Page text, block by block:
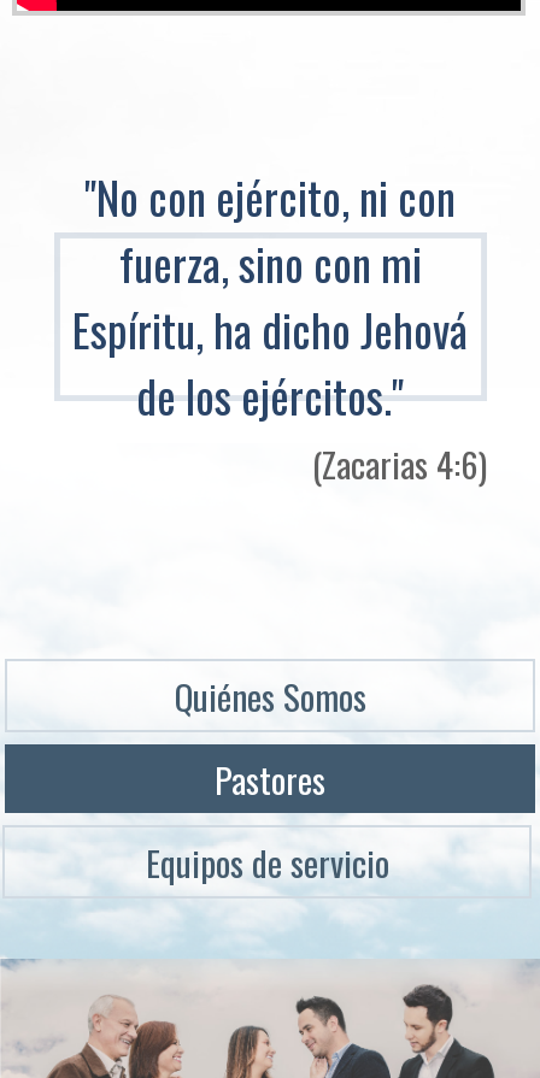
"No con ejército, ni con
fuerza, sino con mi
Espíritu, ha dicho Jehová
de los ejércitos."
(Zacarias 4:6)
Quiénes Somos
Pastores
Equipos de servicio